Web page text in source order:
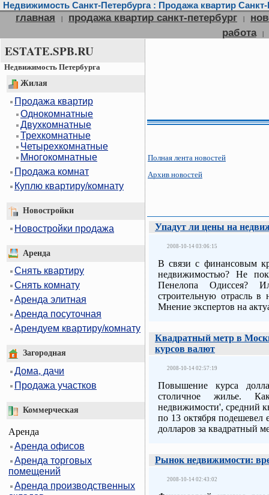
Недвижимость Санкт-Петербурга : Продажа квартир
главная | продажа квартир санкт-петербург |
работа
|
ESTATE.SPB.RU
Недвижимость Петербурга
Жилая
Продажа квартир
Однокомнатные
Двухкомнатные
Трехкомнатные
Четырехкомнатные
Многокомнатные
Продажа комнат
Куплю квартиру/комнату
Новостройки
Новостройки продажа
Аренда
Снять квартиру
Снять комнату
Аренда элитная
Аренда посуточная
Арендуем квартиру/комнату
Загородная
Дома, дачи
Продажа участков
Коммерческая
Аренда
Аренда офисов
Аренда торговых
помещений
Аренда производственных
Полная лента новостей
Архив новостей
Упадут ли цены на
2008-10-14 03:06:15
В связи с финансовым
недвижимостью? Не
Пенелопа Одиссея?
строительную отрасль в
Мнение экспертов на
Квадратный метр в
курсов валют
2008-10-14 02:57:19
Повышение курса
столичное жилье.
недвижимости', средний
по 13 октября подешевел
долларов за квадратный
Рынок недвижимости:
2008-10-14 02:43:02